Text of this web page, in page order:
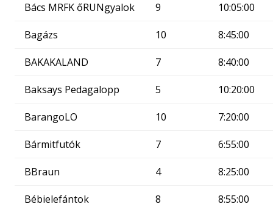
Bács MRFK őRUNgyalok 9 10:05:00
Bagázs 10 8:45:00
BAKAKALAND 7 8:40:00
Baksays Pedagalopp 5 10:20:00
BarangoLO 10 7:20:00
Bármitfutók 7 6:55:00
BBraun 4 8:25:00
Bébielefántok 8 8:55:00